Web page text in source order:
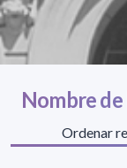
Nombre
Ordenar